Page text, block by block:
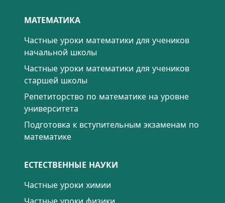
МАТЕМАТИКА
Частные уроки математики для учеников
начальной школы
Частные уроки математики для учеников
старшей школы
Репетиторство по математике на уровне
университета
Подготовка к вступительным экзаменам по
математике
ЕСТЕСТВЕННЫЕ НАУКИ
Частные уроки химии